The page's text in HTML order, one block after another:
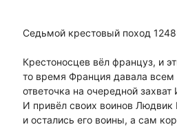
Седьмой крестовый поход
Крестоносцев вёл француз, и
то время Франция давала всем
ответочка на очередной
И привёл своих воинов Людвик
и остались его воины, а сам